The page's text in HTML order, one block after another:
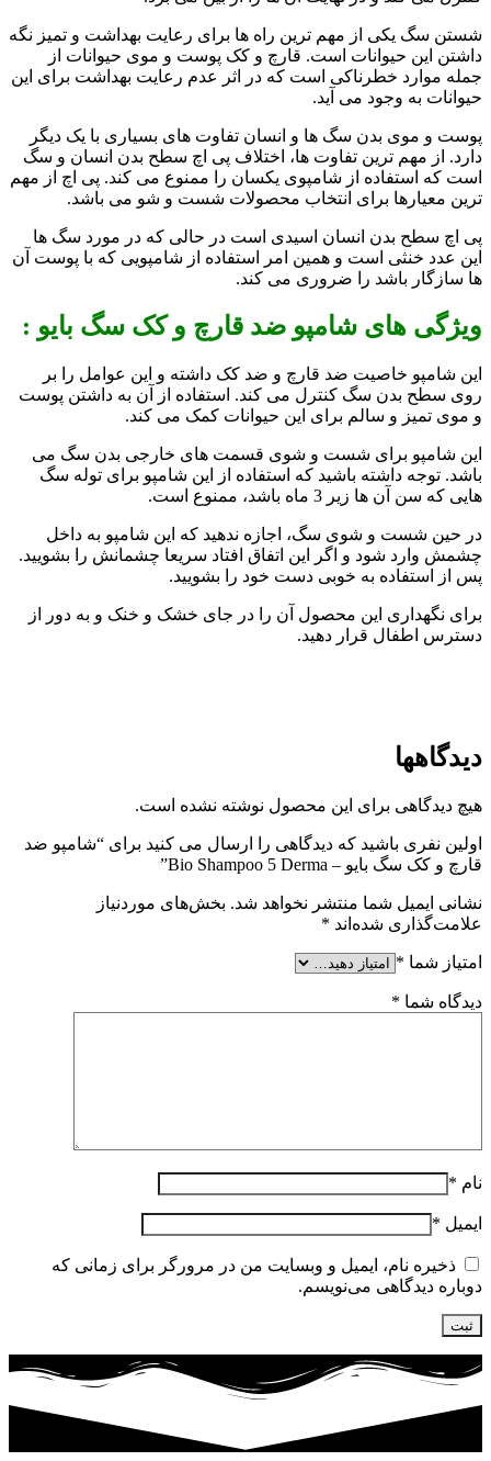
شستن سگ یکی از مهم ترین راه ها برای رعایت بهداشت و تمیز نگه
داشتن این حیوانات است. قارچ و کک پوست و موی حیوانات از
جمله موارد خطرناکی است که در اثر عدم رعایت بهداشت برای این
حیوانات به وجود می آید.
پوست و موی بدن سگ ها و انسان تفاوت های بسیاری با یک دیگر
دارد. از مهم ترین تفاوت ها، اختلاف پی اچ سطح بدن انسان و سگ
است که استفاده از شامپوی یکسان را ممنوع می کند. پی اچ از مهم
ترین معیارها برای انتخاب محصولات شست و شو می باشد.
پی اچ سطح بدن انسان اسیدی است در حالی که در مورد سگ ها
این عدد خنثی است و همین امر استفاده از شامپویی که با پوست آن
ها سازگار باشد را ضروری می کند.
ویژگی های شامپو ضد قارچ و کک سگ بایو :
این شامپو خاصیت ضد قارچ و ضد کک داشته و این عوامل را بر
روی سطح بدن سگ کنترل می کند. استفاده از آن به داشتن پوست
و موی تمیز و سالم برای این حیوانات کمک می کند.
این شامپو برای شست و شوی قسمت های خارجی بدن سگ می
باشد. توجه داشته باشید که استفاده از این شامپو برای توله سگ
هایی که سن آن ها زیر 3 ماه باشد، ممنوع است.
در حین شست و شوی سگ، اجازه ندهید که این شامپو به داخل
چشمش وارد شود و اگر این اتفاق افتاد سریعا چشمانش را بشویید.
پس از استفاده به خوبی دست خود را بشویید.
برای نگهداری این محصول آن را در جای خشک و خنک و به دور از
دسترس اطفال قرار دهید.
دیدگاهها
هیچ دیدگاهی برای این محصول نوشته نشده است.
اولین نفری باشید که دیدگاهی را ارسال می کنید برای “شامپو ضد
قارچ و کک سگ بایو – Bio Shampoo 5 Derma”
نشانی ایمیل شما منتشر نخواهد شد. بخش‌های موردنیاز
علامت‌گذاری شده‌اند *
امتیاز شما *
دیدگاه شما *
نام *
ایمیل *
ذخیره نام، ایمیل و وبسایت من در مرورگر برای زمانی که
دوباره دیدگاهی می‌نویسم.